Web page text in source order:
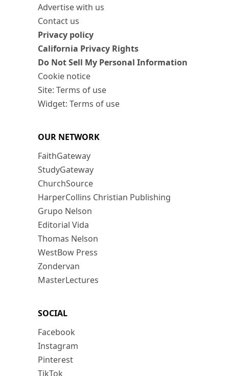
Advertise with us
Contact us
Privacy policy
California Privacy Rights
Do Not Sell My Personal Information
Cookie notice
Site: Terms of use
Widget: Terms of use
OUR NETWORK
FaithGateway
StudyGateway
ChurchSource
HarperCollins Christian Publishing
Grupo Nelson
Editorial Vida
Thomas Nelson
WestBow Press
Zondervan
MasterLectures
SOCIAL
Facebook
Instagram
Pinterest
TikTok